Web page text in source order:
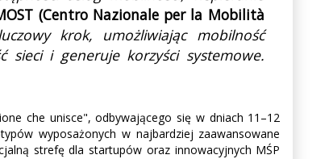
(Centro Nazionale per la Mobilità
krok, umożliwiając mobilność
i generuje korzyści systemowe.
che unisce", odbywającego się w dniach 11–12
wyposażonych w najbardziej zaawansowane
strefę dla startupów oraz innowacyjnych MŚP